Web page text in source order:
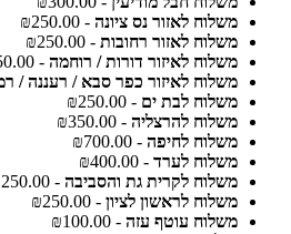
משלוח לאזור נס ציונה - ₪250.00
משלוח לאזור רחובות - ₪250.00
משלוח לאיזור דורות / רוחמה - ₪150.00
משלוח לאיזור כפר סבא / רעננה /
משלוח לבת ים - ₪250.00
משלוח להרצליה - ₪350.00
משלוח לחיפה - ₪700.00
משלוח לערד - ₪400.00
משלוח לקרית גת והסביבה - ₪250.00
משלוח לראשון לציון - ₪250.00
משלוח עוטף עזה - ₪100.00